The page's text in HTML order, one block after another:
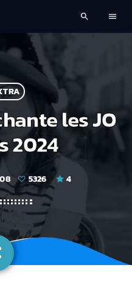
search menu
les JO
2024
5326 4